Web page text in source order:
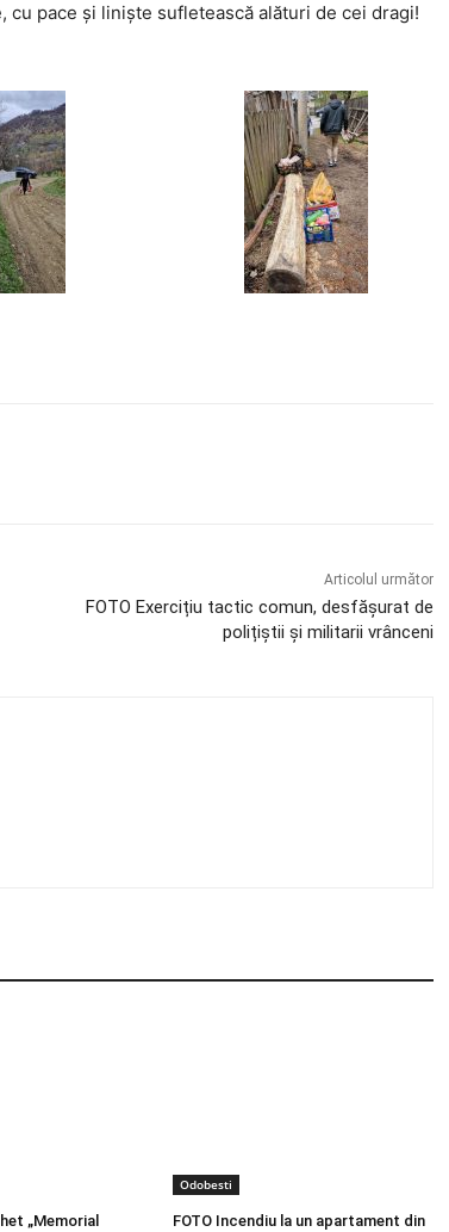
pace și liniște sufletească alături de cei dragi!
Articolul următor
FOTO Exercițiu tactic comun, desfășurat de
polițiștii și militarii vrânceni
„Memorial
Odobesti
FOTO Incendiu la un apartament din